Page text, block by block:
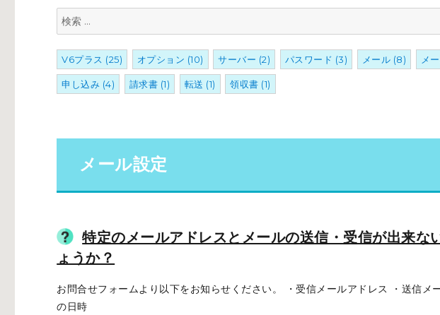
検
索:
V6プラス (25) オプション (10) サーバー (2) パスワード (3) メール (8) メ
申し込み (4) 請求書 (1) 転送 (1) 領収書 (1)
メール設定
特定のメールアドレスとメールの送信・受信が出来な
ょうか？
お問合せフォームより以下をお知らせください。 ・受信メールアドレス ・送信メ
の日時